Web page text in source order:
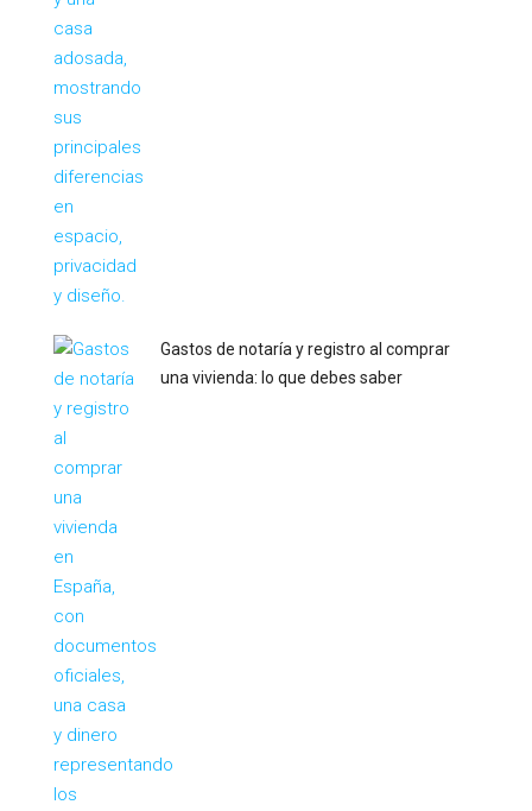
Gastos de notaría y registro al comprar
una vivienda: lo que debes saber